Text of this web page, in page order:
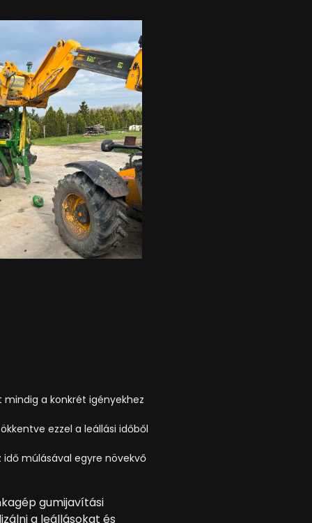
a konkrét igényekhez
ezzel a leállási időből
múlásával egyre növekvő
gumijavítási
a leállásokat és